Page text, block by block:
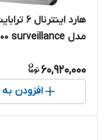
هارد
مدل s300 surveillance
60,920,000
افزودن